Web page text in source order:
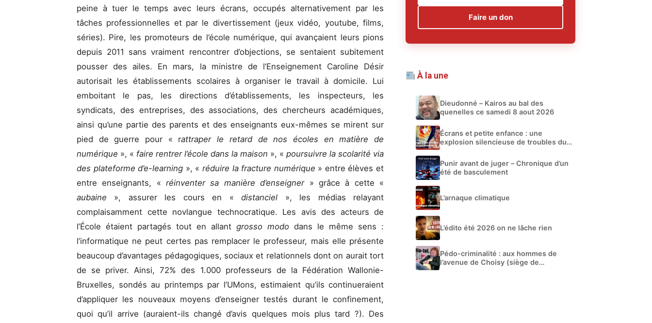
peine à tuer le temps avec leurs écrans, occupés alternativement par les
tâches professionnelles et par le divertissement (jeux vidéo, youtube, films,
séries). Pire, les promoteurs de l’école numérique, qui avançaient leurs pions
depuis 2011 sans vraiment rencontrer d’objections, se sentaient subitement
pousser des ailes. En mars, la ministre de l’Enseignement Caroline Désir
autorisait les établissements scolaires à organiser le travail à domicile. Lui
emboitant le pas, les directions d’établissements, les inspecteurs, les
syndicats, des entreprises, des associations, des chercheurs académiques,
ainsi qu’une partie des parents et des enseignants eux-mêmes se mirent sur
pied de guerre pour « rattraper le retard de nos écoles en matière de
numérique », « faire rentrer l’école dans la maison », « poursuivre la scolarité via
des plateforme d’e-learning », « réduire la fracture numérique » entre élèves et
entre enseignants, «réinventer sa manière d’enseigner » grâce à cette «
aubaine », assurer les cours en «distanciel », les médias relayant
complaisamment cette novlangue technocratique. Les avis des acteurs de
l’École étaient partagés tout en allant grosso modo dans le même sens :
l’informatique ne peut certes pas remplacer le professeur, mais elle présente
beaucoup d’avantages pédagogiques, sociaux et relationnels dont on aurait tort
de se priver. Ainsi, 72% des 1.000 professeurs de la Fédération Wallonie-
Bruxelles, sondés au printemps par l’UMons, estimaient qu’ils continueraient
d’appliquer les nouveaux moyens d’enseigner testés durant le confinement,
quoi qu’il arrive (auraient-ils changé d’avis quelques mois plus tard ?). Des
Faire un don
À la une
Dieudonné – Kairos au bal des
quenelles ce samedi 8 aout 2026
Écrans et petite enfance : une
explosion silencieuse de troubles du
Punir avant de juger – Chronique d’un
été de basculement
L’arnaque climatique
L’édito été 2026 on ne lâche rien
Pédo-criminalité : aux hommes de
l’avenue de Choisy (siège de